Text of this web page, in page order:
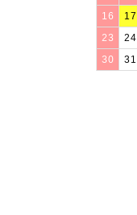
16 17
23 24
30 31